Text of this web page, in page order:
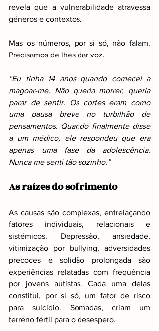
revela que a vulnerabilidade atravessa
géneros e contextos.
Mas os números, por si só, não falam.
Precisamos de lhes dar voz.
“Eu tinha 14 anos quando comecei a
magoar-me. Não queria morrer, queria
parar de sentir. Os cortes eram como
uma pausa breve no turbilhão de
pensamentos. Quando finalmente disse
a um médico, ele respondeu que era
apenas uma fase da adolescência.
Nunca me senti tão sozinho.”
As raízes do sofrimento
As causas são complexas, entrelaçando
fatores individuais, relacionais e
sistémicos. Depressão, ansiedade,
vitimização por bullying, adversidades
precoces e solidão prolongada são
experiências relatadas com frequência
por jovens autistas. Cada uma delas
constitui, por si só, um fator de risco
para suicídio. Somadas, criam um
terreno fértil para o desespero.